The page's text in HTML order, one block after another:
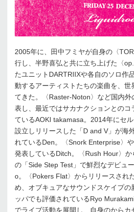
2005年に、田中フミヤが自身の〈
行し、半野喜弘と共に立ち上げた〈
たユニットDARTRIIXや各自のソロ作
動するアーティストたちの楽曲を、世
てきた。〈Raster-Noton〉など国内外
表し、最近ではサカナクションとのコ
ているAOKI takamasa。2014年にセ
設立しリリースした「D and V」が海
れているDen。〈Snork Enterprise〉
発表しているDitch。〈Rush Hour〉か
の「Side Step Test」で鮮烈なデビュ
o。〈Pokers Flat〉からリリースされ
め、オブキュアなサウンドスケイプの
ッパでも評価されているRyo
でライブ活動を展開し、自身のからカ